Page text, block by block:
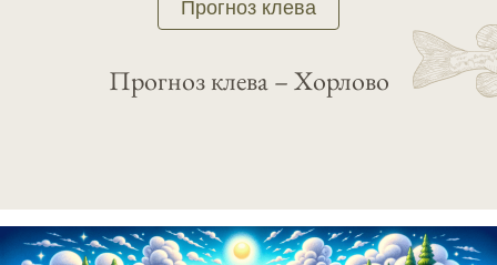
Прогноз клева
Прогноз клева – Хорлово